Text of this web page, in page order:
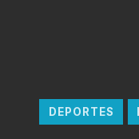
DEPORTES